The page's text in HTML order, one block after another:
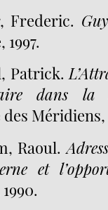
Frederic.
Patrick.
dans la
Méridiens,
Raoul.
et